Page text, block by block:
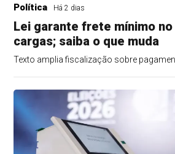
Política Há 2 dias
Lei garante frete mínimo
cargas; saiba o que muda
Texto amplia fiscalização sobre